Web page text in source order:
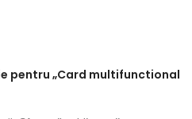
pentru „Card multifunctional